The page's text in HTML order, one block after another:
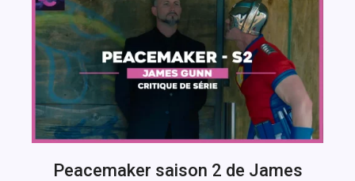
Peacemaker saison 2 de James